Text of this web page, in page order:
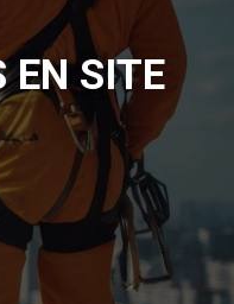
EN SITE